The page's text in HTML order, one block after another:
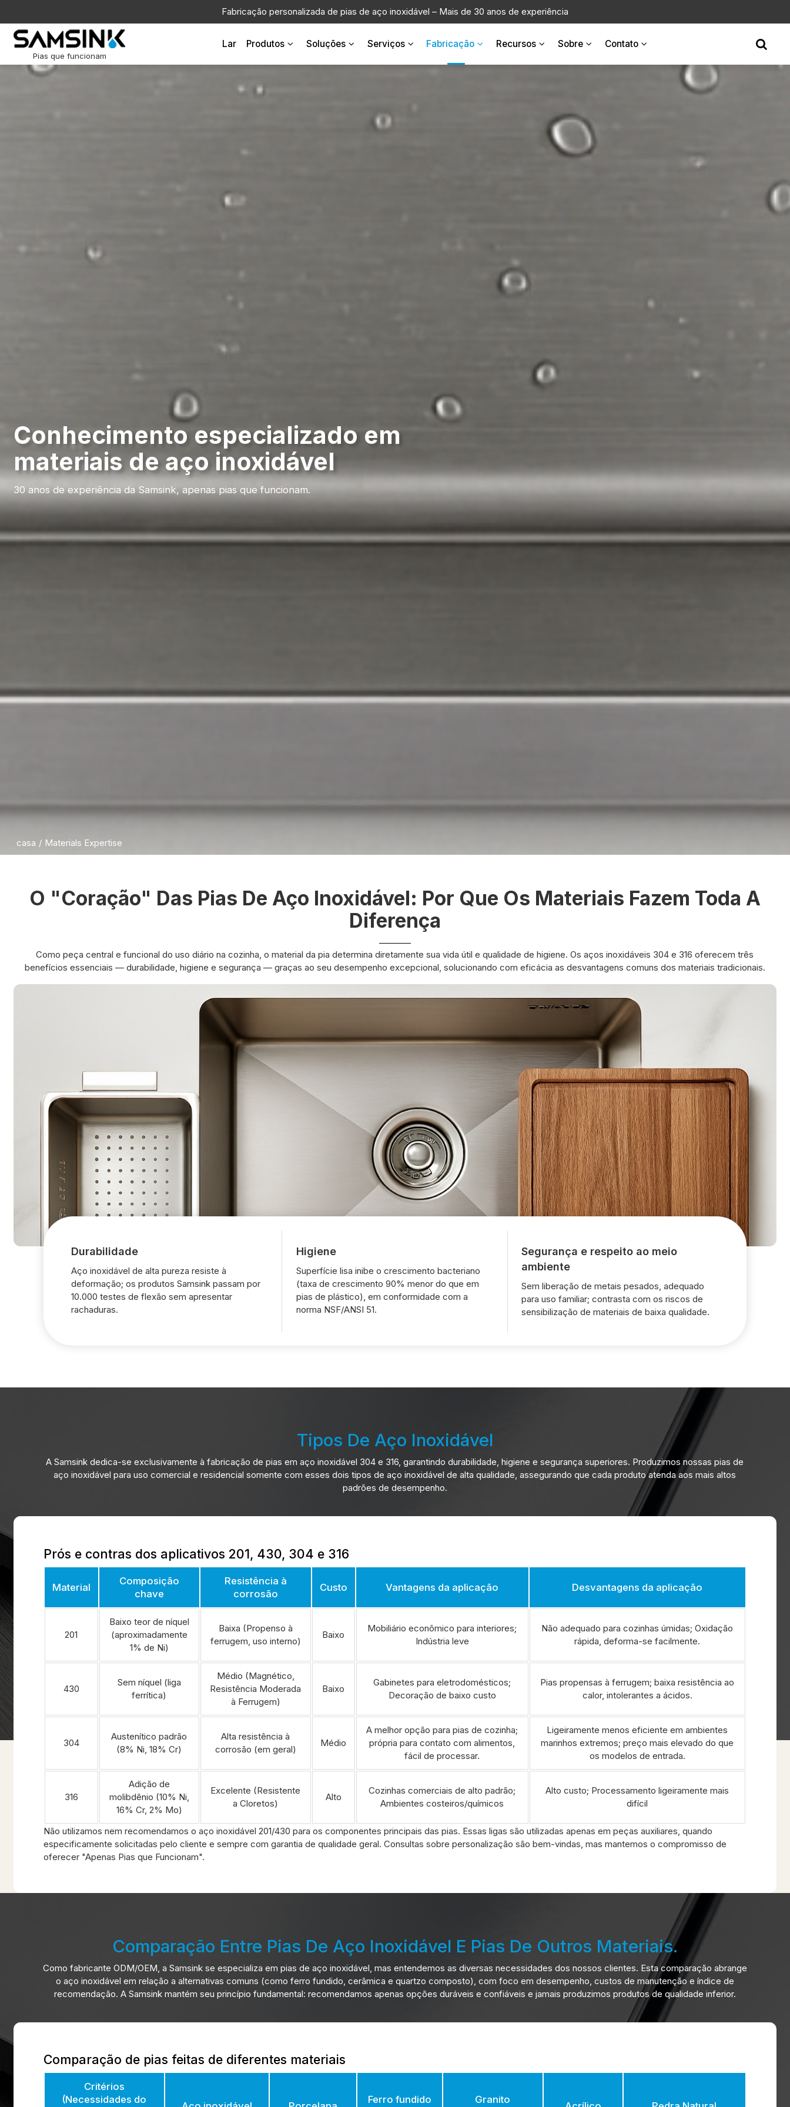
Fabricação personalizada de pias de aço inoxidável – Mais de 30 anos de experiência
Pias que funcionam
Lar Produtos Soluções Serviços Fabricação Recursos Sobre Contato
Conhecimento especializado em
materiais de aço inoxidável
30 anos de experiência da Samsink, apenas pias que funcionam.
casa / Materials Expertise
O "coração" Das Pias De Aço Inoxidável: Por Que Os Materiais Fazem Toda A
Diferença
Como peça central e funcional do uso diário na cozinha, o material da pia determina diretamente sua vida útil e qualidade de higiene. Os aços inoxidáveis 304 e 316 oferecem três
benefícios essenciais — durabilidade, higiene e segurança — graças ao seu desempenho excepcional, solucionando com eficácia as desvantagens comuns dos materiais tradicionais.
Durabilidade
Aço inoxidável de alta pureza resiste à
deformação; os produtos Samsink passam por
10.000 testes de flexão sem apresentar
rachaduras.
Higiene
Superfície lisa inibe o crescimento bacteriano
(taxa de crescimento 90% menor do que em
pias de plástico), em conformidade com a
norma NSF/ANSI 51.
Segurança e respeito ao meio
ambiente
Sem liberação de metais pesados, adequado
para uso familiar; contrasta com os riscos de
sensibilização de materiais de baixa qualidade.
Tipos De Aço Inoxidável
A Samsink dedica-se exclusivamente à fabricação de pias em aço inoxidável 304 e 316, garantindo durabilidade, higiene e segurança superiores. Produzimos nossas pias de
aço inoxidável para uso comercial e residencial somente com esses dois tipos de aço inoxidável de alta qualidade, assegurando que cada produto atenda aos mais altos
padrões de desempenho.
Prós e contras dos aplicativos 201, 430, 304 e 316
Material
Composição
chave
Resistência à
corrosão
Custo Vantagens da aplicação Desvantagens da aplicação
201
Baixo teor de níquel
(aproximadamente
1% de Ni)
Baixa (Propenso à
ferrugem, uso interno)
Baixo
Mobiliário econômico para interiores;
Indústria leve
Não adequado para cozinhas úmidas; Oxidação
rápida, deforma-se facilmente.
430
Sem níquel (liga
ferrítica)
Médio (Magnético,
Resistência Moderada
à Ferrugem)
Baixo
Gabinetes para eletrodomésticos;
Decoração de baixo custo
Pias propensas à ferrugem; baixa resistência ao
calor, intolerantes a ácidos.
304
Austenítico padrão
(8% Ni, 18% Cr)
Alta resistência à
corrosão (em geral)
Médio
A melhor opção para pias de cozinha;
própria para contato com alimentos,
fácil de processar.
Ligeiramente menos eficiente em ambientes
marinhos extremos; preço mais elevado do que
os modelos de entrada.
316
Adição de
molibdênio (10% Ni,
16% Cr, 2% Mo)
Excelente (Resistente
a Cloretos)
Alto
Cozinhas comerciais de alto padrão;
Ambientes costeiros/químicos
Alto custo; Processamento ligeiramente mais
difícil
Não utilizamos nem recomendamos o aço inoxidável 201/430 para os componentes principais das pias. Essas ligas são utilizadas apenas em peças auxiliares, quando
especificamente solicitadas pelo cliente e sempre com garantia de qualidade geral. Consultas sobre personalização são bem-vindas, mas mantemos o compromisso de
oferecer "Apenas Pias que Funcionam".
Comparação Entre Pias De Aço Inoxidável E Pias De Outros Materiais.
Como fabricante ODM/OEM, a Samsink se especializa em pias de aço inoxidável, mas entendemos as diversas necessidades dos nossos clientes. Esta comparação abrange
o aço inoxidável em relação a alternativas comuns (como ferro fundido, cerâmica e quartzo composto), com foco em desempenho, custos de manutenção e índice de
recomendação. A Samsink mantém seu princípio fundamental: recomendamos apenas opções duráveis e confiáveis e jamais produzimos produtos de qualidade inferior.
Comparação de pias feitas de diferentes materiais
Critérios
(Necessidades do
Ferro fundido
Granito